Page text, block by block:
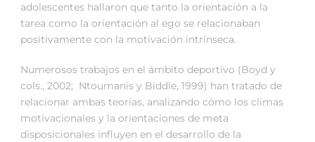
adolescentes hallaron que tanto la orientación a la
tarea como la orientación al ego se relacionaban
positivamente con la motivación intrínseca.
Numerosos trabajos en el ámbito deportivo (Boyd y
cols., 2002; Ntoumanis y Biddle, 1999) han tratado de
relacionar ambas teorías, analizando cómo los climas
motivacionales y la orientaciones de meta
disposicionales influyen en el desarrollo de la